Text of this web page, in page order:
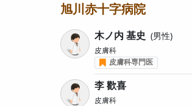
旭川赤十字病院
木ノ内 基史 男性
皮膚科
皮膚科専門医
李 歡喜
皮膚科